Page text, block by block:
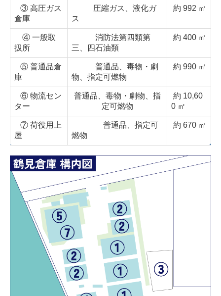
③ 高圧ガス
倉庫
圧縮ガス、液化ガ
ス
約 992 ㎡
④ 一般取
扱所
消防法第四類第
三、四石油類
約 400 ㎡
⑤ 普通品倉
庫
普通品、毒物・劇
物、指定可燃物
約 990 ㎡
⑥ 物流セン
ター
普通品、毒物・劇物、指
定可燃物
約 10,60
0 ㎡
⑦ 荷役用上
屋
普通品、指定可
燃物
約 670 ㎡